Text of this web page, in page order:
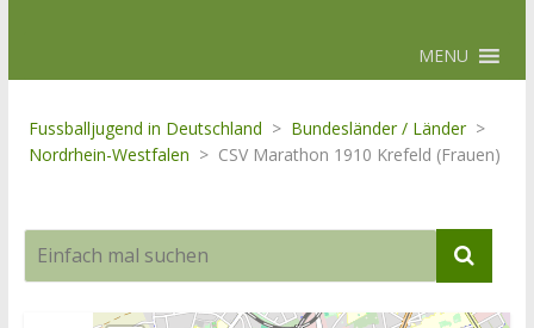
MENU
Fussballjugend in Deutschland > Bundesländer / Länder >
Nordrhein-Westfalen > CSV Marathon 1910 Krefeld (Frauen)